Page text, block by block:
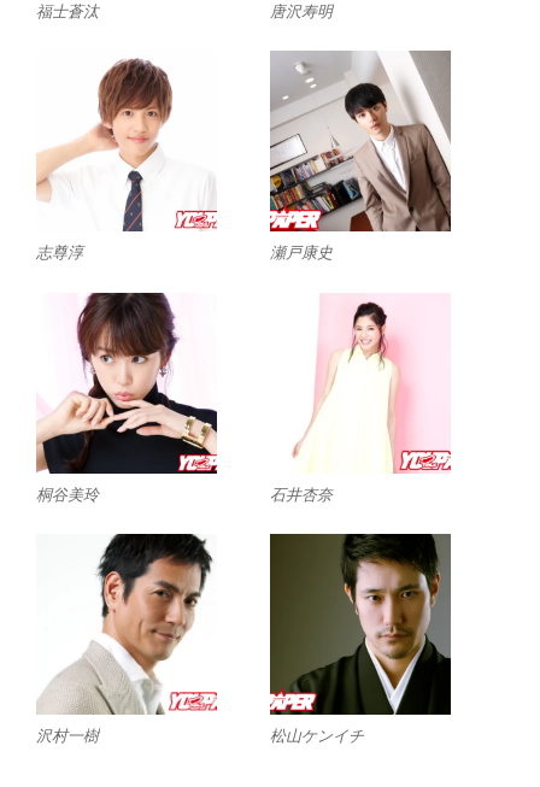
福士蒼汰 唐沢寿明
志尊淳 瀬戸康史
桐谷美玲 石井杏奈
沢村一樹 松山ケンイチ